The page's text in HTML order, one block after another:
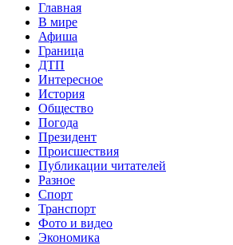
Главная
В мире
Афиша
Граница
ДТП
Интересное
История
Общество
Погода
Президент
Происшествия
Публикации читателей
Разное
Спорт
Транспорт
Фото и видео
Экономика